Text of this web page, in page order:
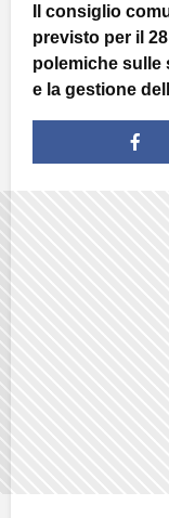
Il consiglio
previsto per il
polemiche sulle
e la gestione